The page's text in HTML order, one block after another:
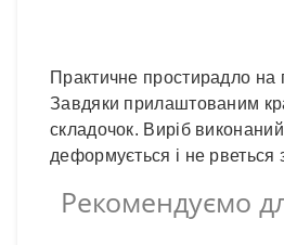
Практичне простирадло на
Завдяки прилаштованим
складочок. Виріб
деформується і не рветься
Рекомендуємо